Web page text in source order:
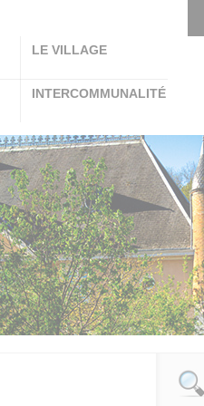
LE VILLAGE
INTERCOMMUNALITÉ